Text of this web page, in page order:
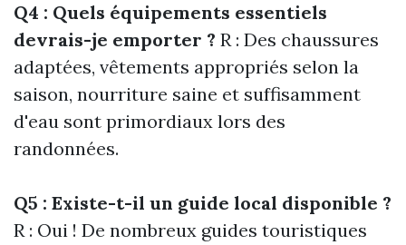
Q4 : Quels équipements essentiels
devrais-je emporter ? R : Des chaussures
adaptées, vêtements appropriés selon la
saison, nourriture saine et suffisamment
d'eau sont primordiaux lors des
randonnées.
Q5 : Existe-t-il un guide local disponible ?
R : Oui ! De nombreux guides touristiques